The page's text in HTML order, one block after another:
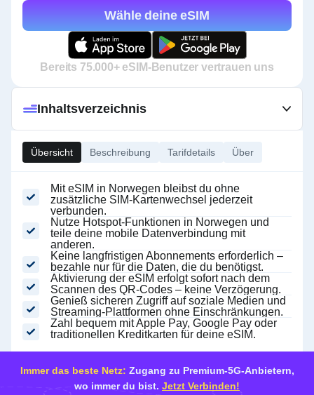
Wähle deine eSIM
Bereits 75.000+ eSIM-Benutzer vertrauen uns
Übersicht Beschreibung Tarifdetails Über
Mit eSIM in Norwegen bleibst du ohne
zusätzliche SIM-Kartenwechsel jederzeit
verbunden.
Nutze Hotspot-Funktionen in Norwegen und
teile deine mobile Datenverbindung mit
anderen.
Keine langfristigen Abonnements erforderlich –
bezahle nur für die Daten, die du benötigst.
Aktivierung der eSIM erfolgt sofort nach dem
Scannen des QR-Codes – keine Verzögerung.
Genieß sicheren Zugriff auf soziale Medien und
Streaming-Plattformen ohne Einschränkungen.
Zahl bequem mit Apple Pay, Google Pay oder
traditionellen Kreditkarten für deine eSIM.
Inhaltsverzeichnis
Immer das beste Netz: Zugang zu Premium-5G-Anbietern,
wo immer du bist. Jetzt Verbinden!